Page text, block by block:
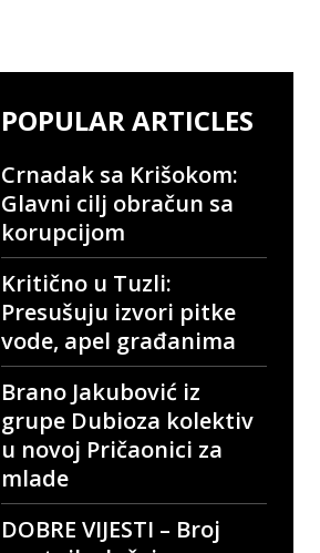
POPULAR ARTICLES
Crnadak sa Krišokom:
Glavni cilj obračun sa
korupcijom
Kritično u Tuzli:
Presušuju izvori pitke
vode, apel građanima
Brano Jakubović iz
grupe Dubioza kolektiv
u novoj Pričaonici za
mlade
DOBRE VIJESTI – Broj